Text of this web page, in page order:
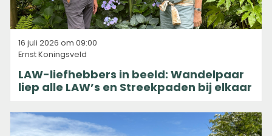
16 juli 2026 om 09:00
Ernst Koningsveld
LAW-liefhebbers in beeld: Wandelpaar
liep alle LAW’s en Streekpaden bij elkaar